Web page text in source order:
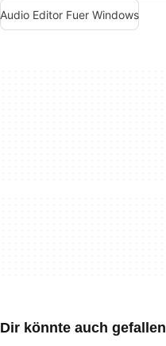
Audio Editor Fuer Windows
Dir könnte auch gefallen